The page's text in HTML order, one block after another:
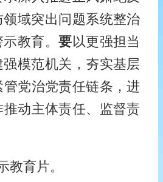
域突出问题系统整治
示教育。要以更强担当
模范机关，夯实基层
党治党责任链条，进
动主体责任、监督责
育片。